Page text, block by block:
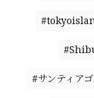
#サンティア